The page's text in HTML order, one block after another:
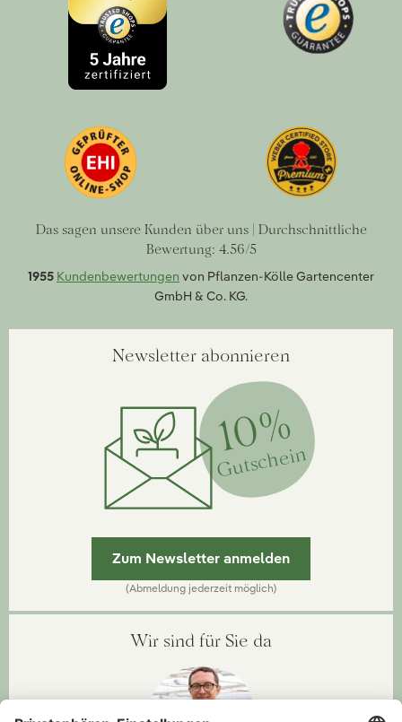
Das sagen unsere Kunden über uns | Durchschnittliche
Bewertung: 4.56/5
1955 Kundenbewertungen von Pflanzen-Kölle Gartencenter
GmbH & Co. KG.
Newsletter abonnieren
10%
Gutschein
Zum Newsletter anmelden
(Abmeldung jederzeit möglich)
Wir sind für Sie da